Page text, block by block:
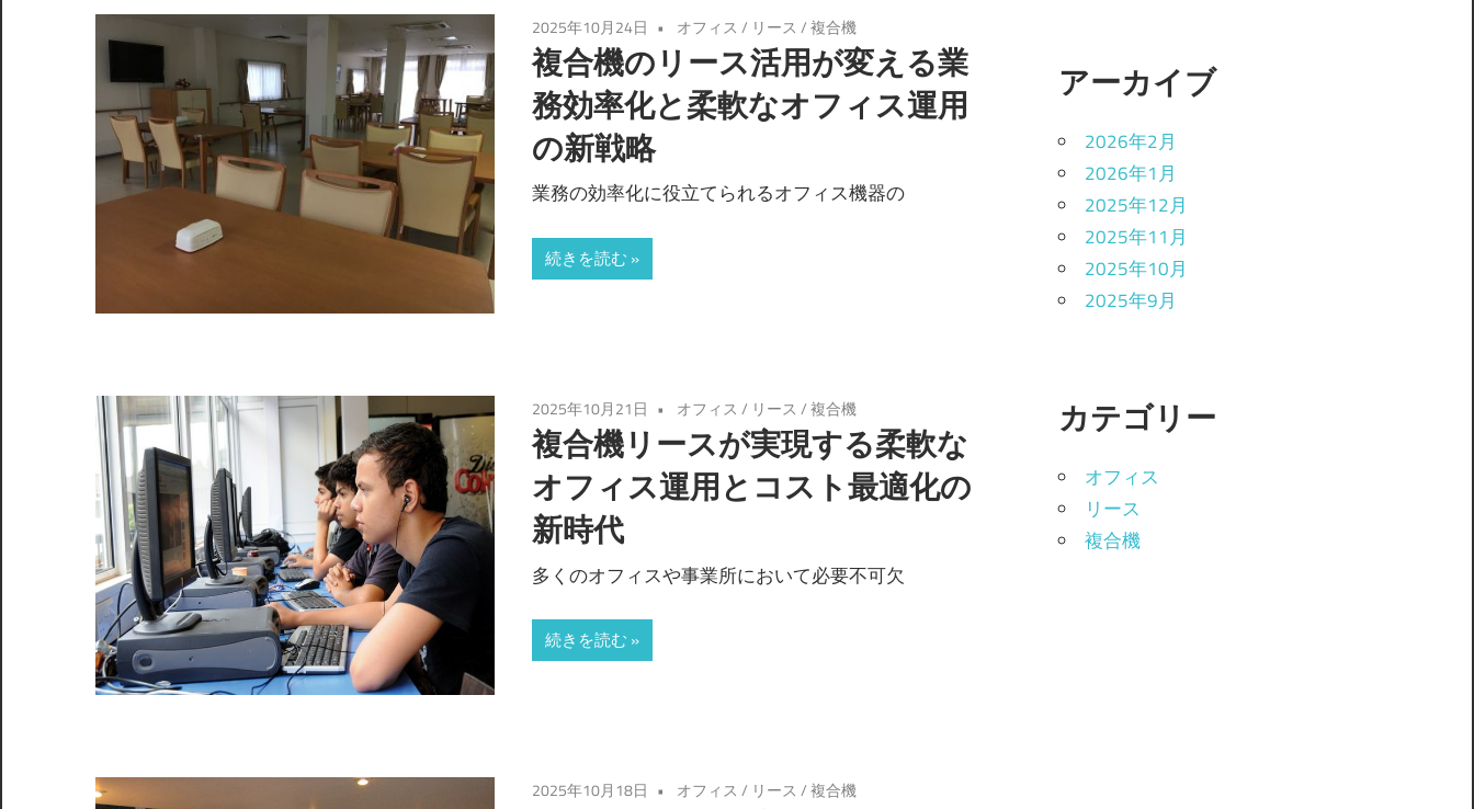
2025年10月24日 オフィス / リース /複合機
複合機のリース活用が変える業
務効率化と柔軟なオフィス運用
の新戦略
業務の効率化に役立てられるオフィス機器の
続きを読む
2025年10月21日 オフィス / リース /複合機
複合機リースが実現する柔軟な
オフィス運用とコスト最適化の
新時代
多くのオフィスや事業所において必要不可欠
続きを読む
2025年10月18日 オフィス / リース /複合機
アーカイブ
2026年2月
2026年1月
2025年12月
2025年11月
2025年10月
2025年9月
カテゴリー
オフィス
リース
複合機